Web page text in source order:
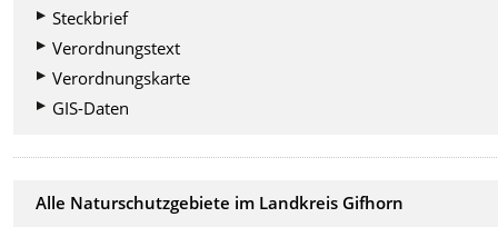
Steckbrief
Verordnungstext
Verordnungskarte
GIS-Daten
Alle Naturschutzgebiete im Landkreis Gifhorn